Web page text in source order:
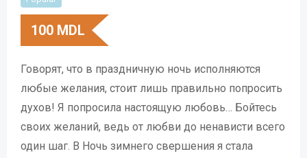
100 MDL
Говорят, что в праздничную ночь исполняются
любые желания, стоит лишь правильно попросить
духов! Я попросила настоящую любовь… Бойтесь
своих желаний, ведь от любви до ненависти всего
один шаг. В Ночь зимнего свершения я стала